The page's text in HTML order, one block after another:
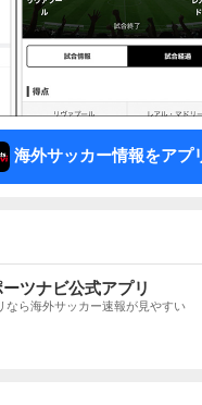
海外サッカー情報をアプ
ーツナビ公式アプリ
なら海外サッカー速報が見やすい